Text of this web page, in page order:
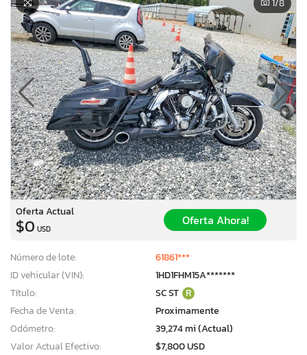
Oferta Actual
$0 USD
Oferta Ahora!
Número de lote:
61861***
ID vehicular (VIN):
1HD1FHM15A*******
Título:
SC ST R
Fecha de Venta:
Proximamente
Odómetro:
39,274 mi (Actual)
Valor Actual Efectivo:
$7,800 USD